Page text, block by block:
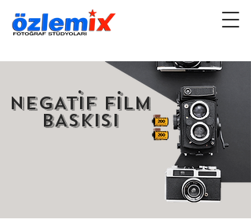
.
.
nEGATIF FILM
BASKISI